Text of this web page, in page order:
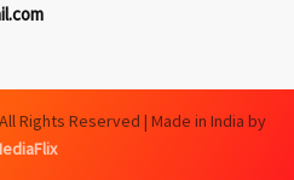
Rights Reserved | Made in India by